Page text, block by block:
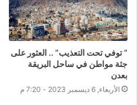
” توفي تحت التعذيب” .. العثور على
جثة مواطن في ساحل البريقة
بعدن
الأربعاء, 6 ديسمبر 2023 - 7:20 م